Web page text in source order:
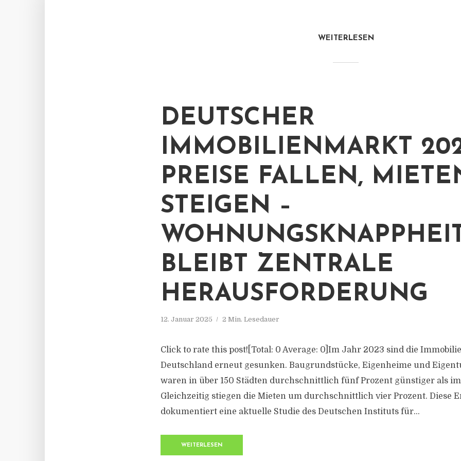
WEITERLESEN
DEUTSCHER
IMMOBILIENMARKT
PREISE FALLEN,
STEIGEN –
BLEIBT ZENTRALE
HERAUSFORDERUNG
12. Januar 2025 2 Min. Lesedauer
Click to rate this post![Total: 0 Average: 0]Im Jahr 2023 sind die
Deutschland erneut gesunken. Baugrundstücke, Eigenheime und
waren in über 150 Städten durchschnittlich fünf Prozent günstiger als
Gleichzeitig stiegen die Mieten um durchschnittlich vier Prozent. Diese
dokumentiert eine aktuelle Studie des Deutschen Instituts für...
WEITERLESEN